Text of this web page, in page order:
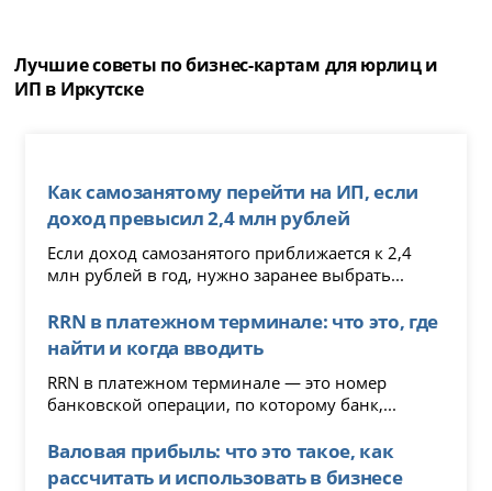
Лучшие советы по бизнес-картам для юрлиц и
ИП в Иркутске
Как самозанятому перейти на ИП, если
доход превысил 2,4 млн рублей
Если доход самозанятого приближается к 2,4
млн рублей в год, нужно заранее выбрать...
RRN в платежном терминале: что это, где
найти и когда вводить
RRN в платежном терминале — это номер
банковской операции, по которому банк,...
Валовая прибыль: что это такое, как
рассчитать и использовать в бизнесе